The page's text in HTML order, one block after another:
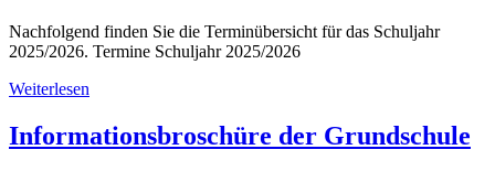
Nachfolgend finden Sie die Terminübersicht für das Schuljahr
2025/2026. Termine Schuljahr 2025/2026
Weiterlesen
Informationsbroschüre der Grundschule